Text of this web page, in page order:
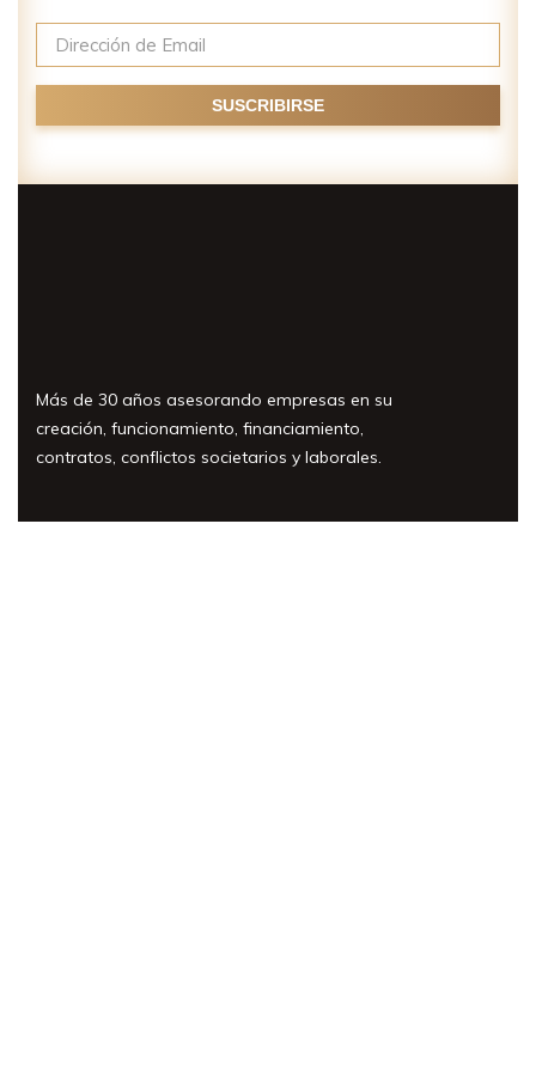
Más de 30 años asesorando empresas en su
creación, funcionamiento, financiamiento,
contratos, conflictos societarios y laborales.